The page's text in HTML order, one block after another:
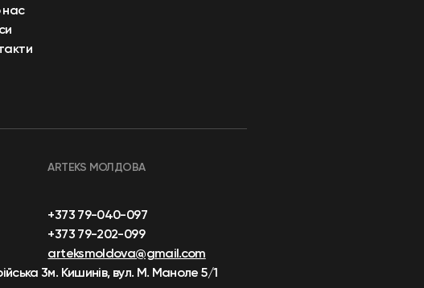
нас
3
ARTEKS МОЛДОВА
+373 79-040-097
+373 79-202-099
arteksmoldova@gmail.com
м. Кишинів, вул. М. Маноле 5/1